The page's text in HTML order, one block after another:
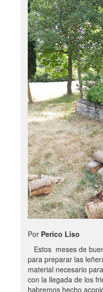
Por Perico Liso
Estos meses de
para preparar las
material necesario
con la llegada de los
habremos hecho